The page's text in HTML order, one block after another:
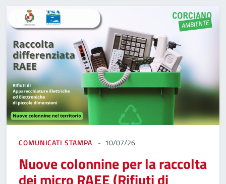
COMUNICATI STAMPA 10/07/26
Nuove colonnine per la raccolta